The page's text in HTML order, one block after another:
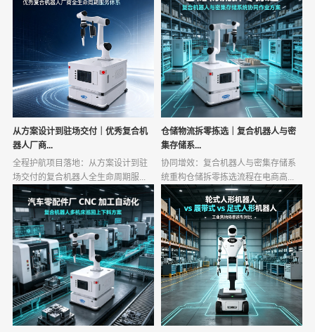
从方案设计到驻场交付｜优秀复合机
器人厂商...
全程护航项目落地：从方案设计到驻
场交付的复合机器人全生命周期服...
仓储物流拆零拣选｜复合机器人与密
集存储系...
协同增效：复合机器人与密集存储系
统重构仓储拆零拣选流程在电商高...